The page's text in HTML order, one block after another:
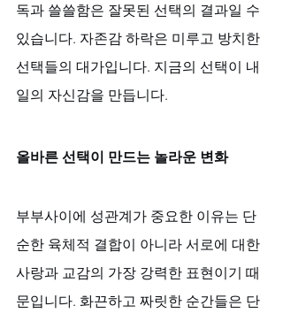
독과 쓸쓸함은 잘못된 선택의 결과일 수
있습니다. 자존감 하락은 미루고 방치한
선택들의 대가입니다. 지금의 선택이 내
일의 자신감을 만듭니다.
올바른 선택이 만드는 놀라운 변화
부부사이에 성관계가 중요한 이유는 단
순한 육체적 결합이 아니라 서로에 대한
사랑과 교감의 가장 강력한 표현이기 때
문입니다. 화끈하고 짜릿한 순간들은 단